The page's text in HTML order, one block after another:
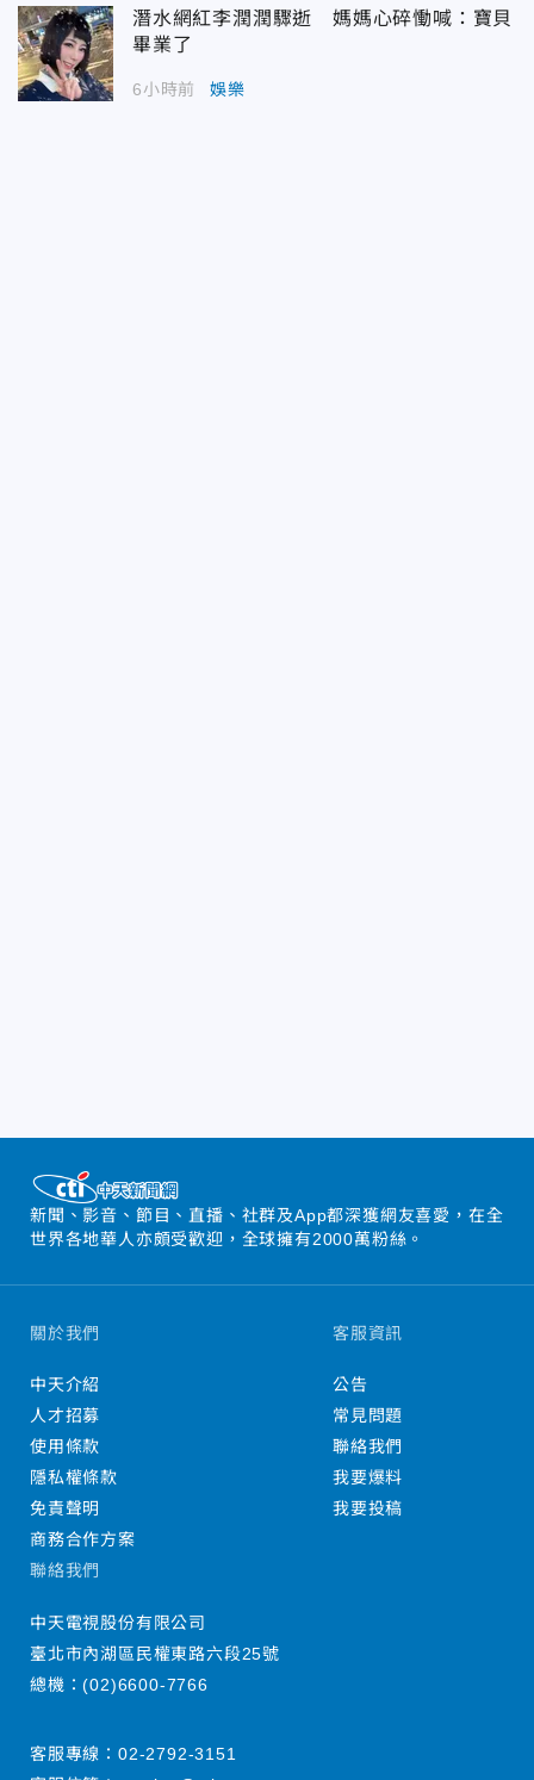
潛水網紅李潤潤驟逝 媽媽心碎慟喊：寶貝
畢業了
6小時前 娛樂
新聞、影音、節目、直播、社群及App都深獲網友喜愛，在全
世界各地華人亦頗受歡迎，全球擁有2000萬粉絲。
關於我們
中天介紹
人才招募
使用條款
隱私權條款
免責聲明
商務合作方案
客服資訊
公告
常見問題
聯絡我們
我要爆料
我要投稿
聯絡我們
中天電視股份有限公司
臺北市內湖區民權東路六段25號
總機：(02)6600-7766
客服專線： 02-2792-3151